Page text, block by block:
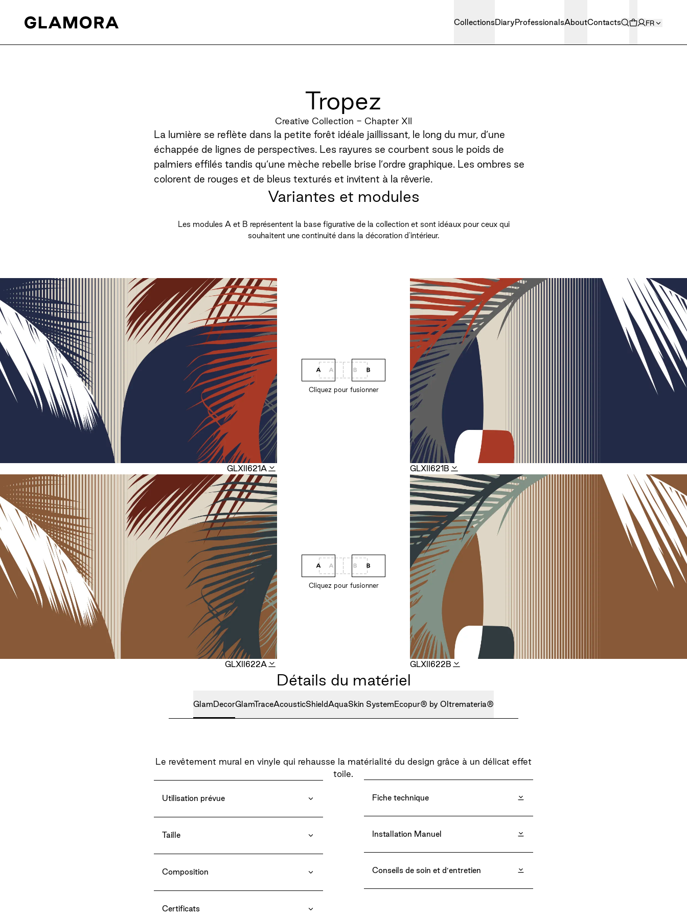
CollectionsDiaryProfessionalsAboutContacts FR
Tropez
Creative Collection - Chapter XII
La lumière se reflète dans la petite forêt idéale jaillissant, le long du mur, d’une
échappée de lignes de perspectives. Les rayures se courbent sous le poids de
palmiers effilés tandis qu’une mèche rebelle brise l’ordre graphique. Les ombres se
colorent de rouges et de bleus texturés et invitent à la rêverie.
Variantes et modules
Les modules A et B représentent la base figurative de la collection et sont idéaux pour ceux qui
souhaitent une continuité dans la décoration d'intérieur.
GLXII621A
Cliquez pour fusionner
GLXII621B
GLXII622A
Cliquez pour fusionner
GLXII622B
Détails du matériel
GlamDecorGlamTraceAcousticShieldAquaSkin SystemEcopur® by Oltremateria®
Le revêtement mural en vinyle qui rehausse la matérialité du design grâce à un délicat effet
toile.
Utilisation prévue
Taille
Composition
Certificats
Fiche technique
Installation Manuel
Conseils de soin et d’entretien